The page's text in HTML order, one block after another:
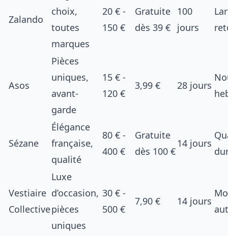
Zalando
choix,
toutes
marques
20 € -
150 €
Gratuite
dès 39 €
100
jours
Asos
Pièces
uniques,
avant-
garde
15 € -
120 €
3,99 € 28 jours
Sézane
Élégance
française,
qualité
80 € -
400 €
Gratuite
dès 100 €
14 jours
Vestiaire
Collective
Luxe
d’occasion,
pièces
uniques
30 € -
500 €
7,90 € 14 jours